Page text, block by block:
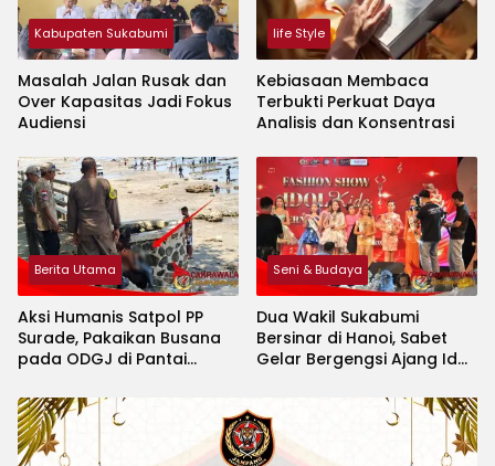
Kabupaten Sukabumi
Masalah Jalan Rusak dan
Over Kapasitas Jadi Fokus
Audiensi
life Style
Kebiasaan Membaca
Terbukti Perkuat Daya
Analisis dan Konsentrasi
Berita Utama
Aksi Humanis Satpol PP
Surade, Pakaikan Busana
pada ODGJ di Pantai
Seni & Budaya
Dua Wakil Sukabumi
Bersinar di Hanoi, Sabet
Gelar Bergengsi Ajang Idol